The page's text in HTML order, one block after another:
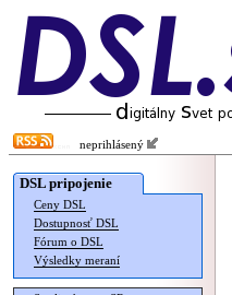
neprihlásený
DSL pripojenie
Ceny DSL
Dostupnosť DSL
Fórum o DSL
Výsledky meraní